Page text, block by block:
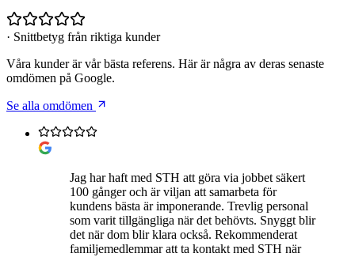
· Snittbetyg från riktiga kunder
Våra kunder är vår bästa referens. Här är några av deras senaste
omdömen på Google.
Se alla omdömen
Jag har haft med STH att göra via jobbet säkert
100 gånger och är viljan att samarbeta för
kundens bästa är imponerande. Trevlig personal
som varit tillgängliga när det behövts. Snyggt blir
det när dom blir klara också. Rekommenderat
familjemedlemmar att ta kontakt med STH när